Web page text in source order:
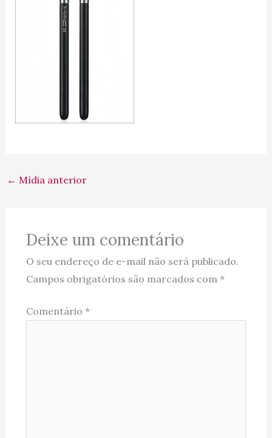
← Mídia anterior
Deixe um comentário
O seu endereço de e-mail não será publicado.
Campos obrigatórios são marcados com *
Comentário *